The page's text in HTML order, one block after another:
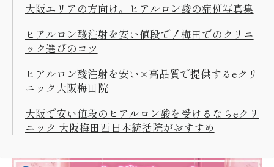
大阪エリアの方向け。ヒアルロン酸の症例写真集
ヒアルロン酸注射を安い値段で！梅田でのクリニ
ック選びのコツ
ヒアルロン酸注射を安い×高品質で提供するeクリ
ニック大阪梅田院
大阪で安い値段のヒアルロン酸を受けるならeクリ
ニック 大阪梅田西日本統括院がおすすめ